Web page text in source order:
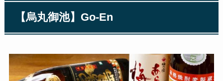
【烏丸御池】Go-En